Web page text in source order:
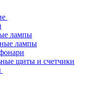
лампы
лампы
щиты и счетчики